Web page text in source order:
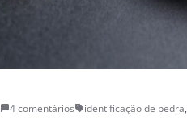
4 comentários identificação de pedra,